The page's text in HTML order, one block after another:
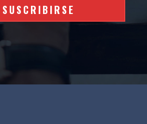
SUSCRIBIRSE